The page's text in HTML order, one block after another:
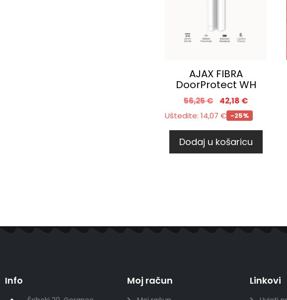
AJAX FIBRA
DoorProtect WH
56,25€ 42,18 €
Uštedite: 14,07 € -25%
Dodaj u košaricu
Info Moj račun Linkovi